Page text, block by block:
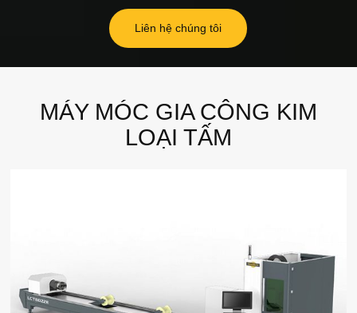
Liên hệ chúng tôi
MÁY MÓC GIA CÔNG KIM
LOẠI TẤM